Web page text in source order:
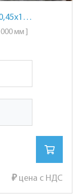
Профнастил оцинкованный С21 0,45х1000
мм ]
₽цена с НДС